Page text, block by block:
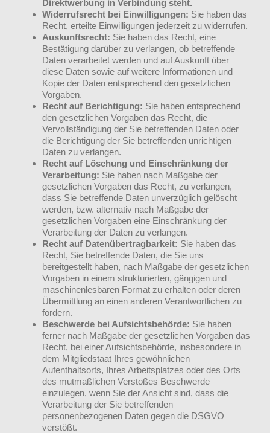
Direktwerbung in Verbindung steht.
Widerrufsrecht bei Einwilligungen: Sie haben das
Recht, erteilte Einwilligungen jederzeit zu widerrufen.
Auskunftsrecht: Sie haben das Recht, eine
Bestätigung darüber zu verlangen, ob betreffende
Daten verarbeitet werden und auf Auskunft über
diese Daten sowie auf weitere Informationen und
Kopie der Daten entsprechend den gesetzlichen
Vorgaben.
Recht auf Berichtigung: Sie haben entsprechend
den gesetzlichen Vorgaben das Recht, die
Vervollständigung der Sie betreffenden Daten oder
die Berichtigung der Sie betreffenden unrichtigen
Daten zu verlangen.
Recht auf Löschung und Einschränkung der
Verarbeitung: Sie haben nach Maßgabe der
gesetzlichen Vorgaben das Recht, zu verlangen,
dass Sie betreffende Daten unverzüglich gelöscht
werden, bzw. alternativ nach Maßgabe der
gesetzlichen Vorgaben eine Einschränkung der
Verarbeitung der Daten zu verlangen.
Recht auf Datenübertragbarkeit: Sie haben das
Recht, Sie betreffende Daten, die Sie uns
bereitgestellt haben, nach Maßgabe der gesetzlichen
Vorgaben in einem strukturierten, gängigen und
maschinenlesbaren Format zu erhalten oder deren
Übermittlung an einen anderen Verantwortlichen zu
fordern.
Beschwerde bei Aufsichtsbehörde: Sie haben
ferner nach Maßgabe der gesetzlichen Vorgaben das
Recht, bei einer Aufsichtsbehörde, insbesondere in
dem Mitgliedstaat Ihres gewöhnlichen
Aufenthaltsorts, Ihres Arbeitsplatzes oder des Orts
des mutmaßlichen Verstoßes Beschwerde
einzulegen, wenn Sie der Ansicht sind, dass die
Verarbeitung der Sie betreffenden
personenbezogenen Daten gegen die DSGVO
verstößt.